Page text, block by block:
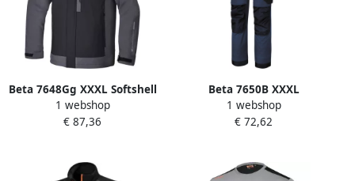
Beta 7648Gg XXXL Softshell
Jack 076480016
1 webshop
€ 87,36
Beta 7650B XXXL
Werkbroeken 076500106
1 webshop
€ 72,62